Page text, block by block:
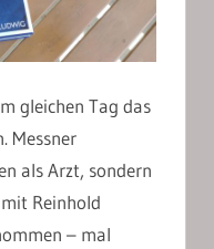
gleichen Tag das
Messner
als Arzt, sondern
Reinhold
– mal